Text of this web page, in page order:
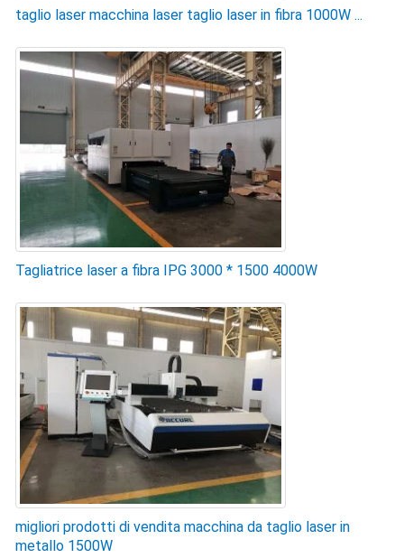
taglio laser macchina laser taglio laser in fibra 1000W ...
Tagliatrice laser a fibra IPG 3000 * 1500 4000W
migliori prodotti di vendita macchina da taglio laser in
metallo 1500W